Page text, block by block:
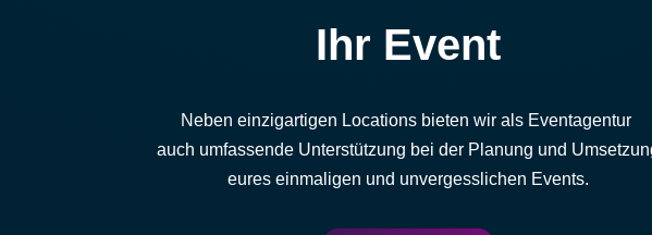
Ihr Event
Neben einzigartigen Locations bieten wir als Eventagentur
auch umfassende Unterstützung bei der Planung und
eures einmaligen und unvergesslichen Events.